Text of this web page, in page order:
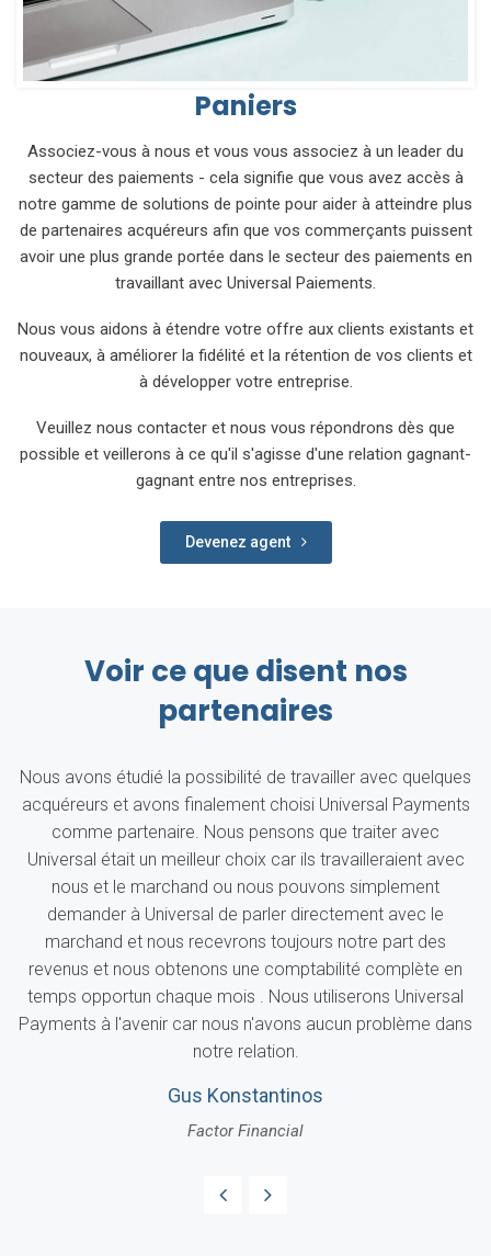
Paniers
Associez-vous à nous et vous vous associez à un leader du
secteur des paiements - cela signifie que vous avez accès à
notre gamme de solutions de pointe pour aider à atteindre plus
de partenaires acquéreurs afin que vos commerçants puissent
avoir une plus grande portée dans le secteur des paiements en
travaillant avec Universal Paiements.
Nous vous aidons à étendre votre offre aux clients existants et
nouveaux, à améliorer la fidélité et la rétention de vos clients et
à développer votre entreprise.
Veuillez nous contacter et nous vous répondrons dès que
possible et veillerons à ce qu'il s'agisse d'une relation gagnant-
gagnant entre nos entreprises.
Devenez agent
Voir ce que disent nos
partenaires
Nous avons étudié la possibilité de travailler avec quelques
acquéreurs et avons finalement choisi Universal Payments
comme partenaire. Nous pensons que traiter avec
Universal était un meilleur choix car ils travailleraient avec
nous et le marchand ou nous pouvons simplement
demander à Universal de parler directement avec le
marchand et nous recevrons toujours notre part des
revenus et nous obtenons une comptabilité complète en
temps opportun chaque mois . Nous utiliserons Universal
Payments à l'avenir car nous n'avons aucun problème dans
notre relation.
Gus Konstantinos
Factor Financial